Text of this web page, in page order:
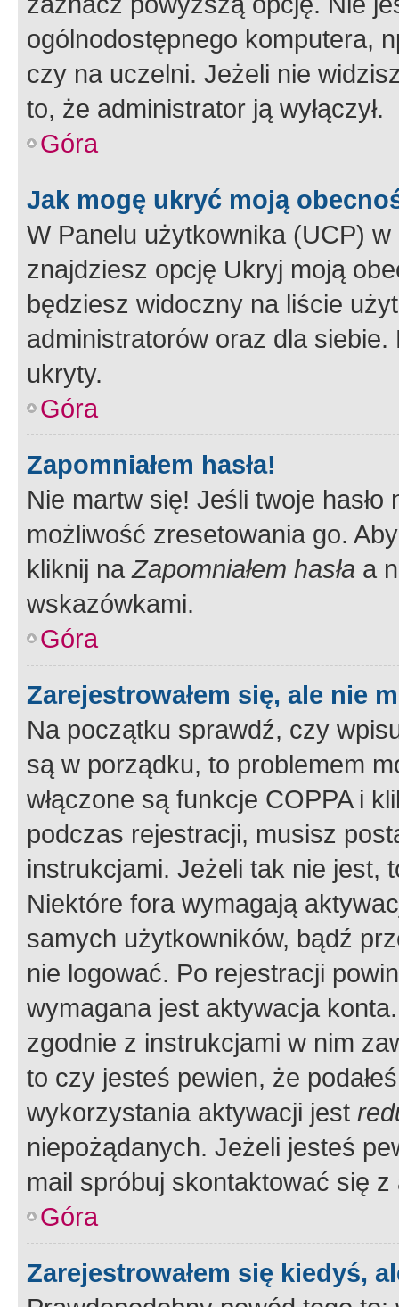
ogólnodostępnego komputera,
czy na uczelni. Jeżeli nie
to, że administrator ją wyłączył.
Góra
Jak mogę ukryć moją
W Panelu użytkownika (UCP) w
znajdziesz opcję Ukryj moją
będziesz widoczny na liście
administratorów oraz dla
ukryty.
Góra
Zapomniałem hasła!
Nie martw się! Jeśli twoje
możliwość zresetowania go.
kliknij naZapomniałem hasła a
wskazówkami.
Góra
Zarejestrowałem się, ale nie
Na początku sprawdź, czy
są w porządku, to problemem
włączone są funkcje COPPA i
podczas rejestracji, musisz
instrukcjami. Jeżeli tak nie jest,
Niektóre fora wymagają
samych użytkowników, bądź
nie logować. Po rejestracji
wymagana jest aktywacja
zgodnie z instrukcjami w nim
to czy jesteś pewien, że
wykorzystania aktywacji jest
niepożądanych. Jeżeli jesteś
mail spróbuj skontaktować się
Góra
Zarejestrowałem się kiedyś,